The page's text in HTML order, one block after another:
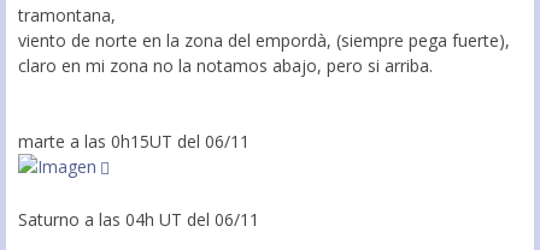
tramontana,
viento de norte en la zona del empordà, (siempre pega fuerte),
claro en mi zona no la notamos abajo, pero si arriba.
marte a las 0h15UT del 06/11
Saturno a las 04h UT del 06/11